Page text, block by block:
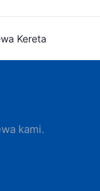
Kereta
kami.